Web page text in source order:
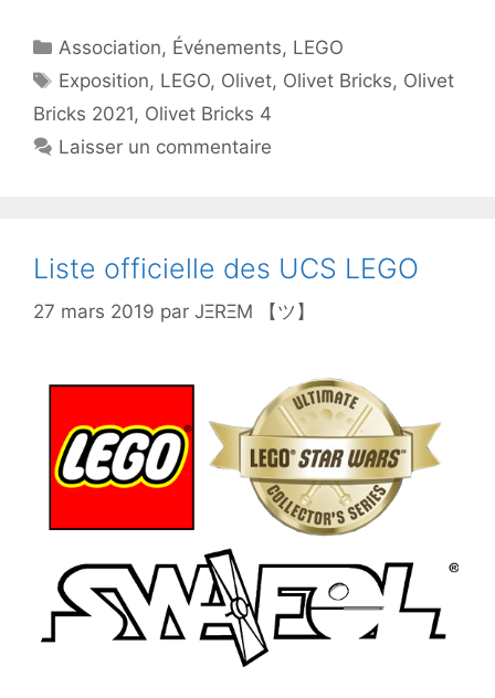
Catégories
Association, Événements, LEGO
Étiquettes
Exposition, LEGO, Olivet, Olivet Bricks, Olivet
Bricks 2021, Olivet Bricks 4
Laisser un commentaire
Liste officielle des UCS LEGO
27 mars 2019 par JΞRΞM 【ツ】